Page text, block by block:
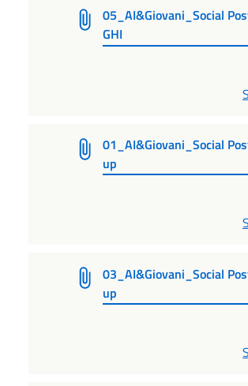
05_AI&Giovani_Social
GHI
01_AI&Giovani_Social
up
03_AI&Giovani_Social
up